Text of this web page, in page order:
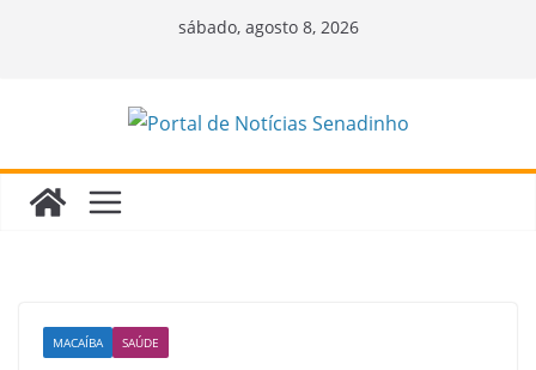
sábado, agosto 8, 2026
MACAÍBA SAÚDE